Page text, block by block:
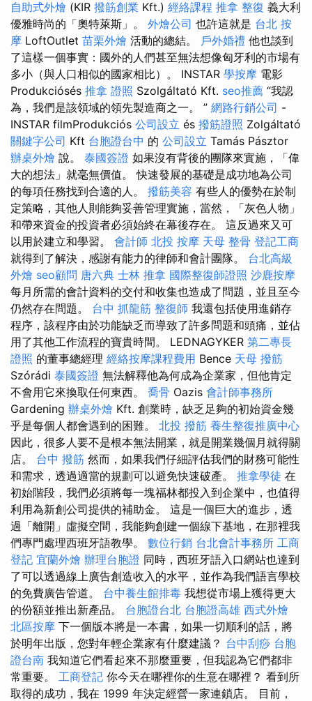
自助式外燴 (KIR 撥筋創業 Kft.) 經絡課程 推拿 整復 義大利
優雅時尚的「奧特萊斯」。 外燴公司 也許這就是 台北 按
摩 LoftOutlet 苗栗外燴 活動的總結。 戶外婚禮 他也談到
了這樣一個事實：國外的人們甚至無法想像匈牙利的市場有
多小（與人口相似的國家相比）。 INSTAR 學按摩 電影
Produkciósés 推拿 證照 Szolgáltató Kft. seo推薦 “我認
為，我們是該領域的領先製造商之一。 ” 網路行銷公司 -
INSTAR filmProdukciós 公司設立 és 撥筋證照 Zolgáltató
關鍵字公司 Kft 台胞證台中 的 公司設立 Tamás Pásztor
辦桌外燴 說。 泰國簽證 如果沒有背後的團隊來實施，「偉
大的想法」就毫無價值。 快速發展的基礎是成功地為公司
的每項任務找到合適的人。 撥筋美容 有些人的優勢在於制
定策略，其他人則能夠妥善管理實施，當然，「灰色人物」
和帶來資金的投資者必須始終在幕後存在。 這反過來又可
以用於建立和學習。 會計師 北投 按摩 天母 整骨 登記工商
就得到了解決，感謝有能力的律師和會計團隊。 台北高級
外燴 seo顧問 唐六典 士林 推拿 國際整復師證照 沙鹿按摩
每月所需的會計資料的交付和收集也造成了問題，並且至今
仍然存在問題。 台中 抓龍筋 整復師 我還包括使用進銷存
程序，該程序由於功能缺乏而導致了許多問題和頭痛，並佔
用了其他工作流程的寶貴時間。 LEDNAGYKER 第二專長
證照 的董事總經理 經絡按摩課程費用 Bence 天母 撥筋
Szórádi 泰國簽證 無法解釋他為何成為企業家，但他肯定
不會用它來換取任何東西。 喬骨 Oazis 會計師事務所
Gardening 辦桌外燴 Kft. 創業時，缺乏足夠的初始資金幾
乎是每個人都會遇到的困難。 北投 撥筋 養生整復推廣中心
因此，很多人要不是根本無法開業，就是開業幾個月就得關
店。 台中 撥筋 然而，如果我們仔細評估我們的財務可能性
和需求，透過適當的規劃可以避免快速破產。 推拿學徒 在
初始階段，我們必須將每一塊福林都投入到企業中，也值得
利用為新創公司提供的補助金。 這是一個巨大的進步，透
過「離開」虛擬空間，我能夠創建一個線下基地，在那裡我
們專門處理西班牙語教學。 數位行銷 台北會計事務所 工商
登記 宜蘭外燴 辦理台胞證 同時，西班牙語入口網站也達到
了可以透過線上廣告創造收入的水平，並作為我們語言學校
的免費廣告管道。 台中養生館排毒 我想從市場上獲得更大
的份額並推出新產品。 台胞證台北 台胞證高雄 西式外燴
北區按摩 下一個版本將是一本書，如果一切順利的話，將
於明年出版，您對年輕企業家有什麼建議？ 台中刮痧 台胞
證台南 我知道它們看起來不那麼重要，但我認為它們都非
常重要。 工商登記 你今天在哪裡你的生意在哪裡？ 看到所
取得的成功，我在 1999 年決定經營一家連鎖店。 目前，